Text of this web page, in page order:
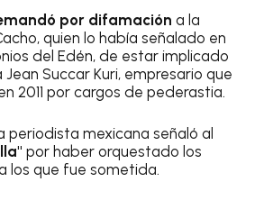
por difamacióna la
quien lo había señalado en
del Edén, de estar implicado
Succar Kuri, empresario que
2011 por cargos de pederastia.
periodista mexicana señaló al
por haber orquestado los
los que fue sometida.